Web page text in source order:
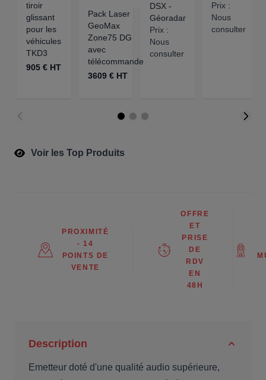
tiroir
glissant
pour les
véhicules
TKD3
905 € HT
Pack Laser
GeoMax
Zone75 DG
avec
télécommande
3609 € HT
DSX -
Géoradar
Prix :
Nous
consulter
Prix :
Nous
consulter
Voir les Top Produits
PROXIMITÉ
- 14
POINTS DE
VENTE
OFFRE
ET
PRISE
DE
RDV
EN
48H
Description
Emetteur doté d'une qualité audio supérieure,